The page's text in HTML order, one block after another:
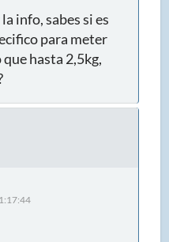
info, sabes si es
para meter
hasta 2,5kg,